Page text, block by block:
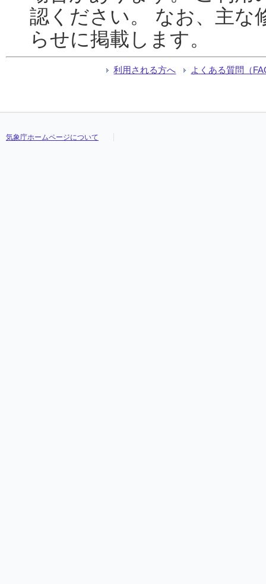
認ください。 なお、主な
らせに掲載します。
利用される方へ よくある質問（
気象庁ホームページについて